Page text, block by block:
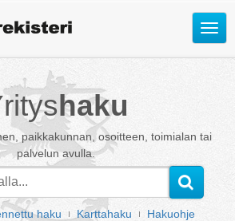
Avaa
haku
paikkakunnan, osoitteen, toimialan tai
palvelun avulla.
haku Karttahaku Hakuohje